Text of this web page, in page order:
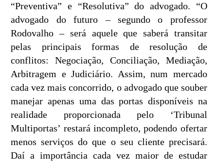
“Preventiva” e “Resolutiva” do advogado. “O
advogado do futuro – segundo o professor
Rodovalho – será aquele que saberá transitar
pelas principais formas de resolução de
conflitos: Negociação, Conciliação, Mediação,
Arbitragem e Judiciário. Assim, num mercado
cada vez mais concorrido, o advogado que souber
manejar apenas uma das portas disponíveis na
realidade proporcionada pelo ‘Tribunal
Multiportas’ restará incompleto, podendo ofertar
menos serviços do que o seu cliente precisará.
Daí a importância cada vez maior de estudar